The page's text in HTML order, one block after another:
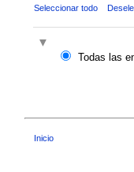
Seleccionar todo
Todas las
Inicio